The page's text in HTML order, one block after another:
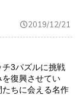
2019/12/21
チ3パズルに挑戦
を復興させてい
ちに会える名作